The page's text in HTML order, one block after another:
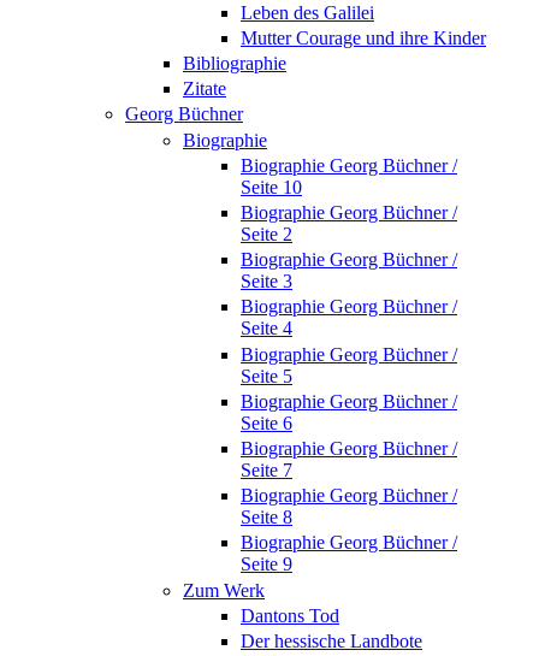
Leben des Galilei
Mutter Courage und ihre Kinder
Bibliographie
Zitate
Georg Büchner
Biographie
Biographie Georg Büchner /
Seite 10
Biographie Georg Büchner /
Seite 2
Biographie Georg Büchner /
Seite 3
Biographie Georg Büchner /
Seite 4
Biographie Georg Büchner /
Seite 5
Biographie Georg Büchner /
Seite 6
Biographie Georg Büchner /
Seite 7
Biographie Georg Büchner /
Seite 8
Biographie Georg Büchner /
Seite 9
Zum Werk
Dantons Tod
Der hessische Landbote